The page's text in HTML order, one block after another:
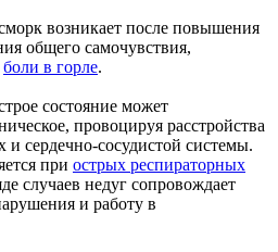
возникает после повышения
общего самочувствия,
боли в горле.
состояние может
провоцируя расстройства
и сердечно-сосудистой системы.
при острых респираторных
случаев недуг сопровождает
и работу в